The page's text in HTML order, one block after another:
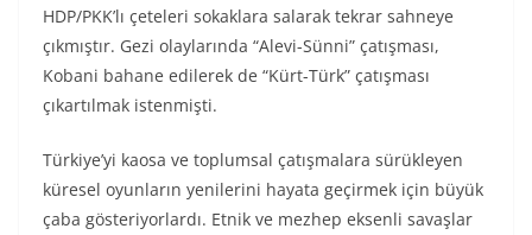
HDP/PKK’lı çeteleri sokaklara salarak tekrar sahneye
çıkmıştır. Gezi olaylarında “Alevi-Sünni” çatışması,
Kobani bahane edilerek de “Kürt-Türk” çatışması
çıkartılmak istenmişti.
Türkiye’yi kaosa ve toplumsal çatışmalara sürükleyen
küresel oyunların yenilerini hayata geçirmek için büyük
çaba gösteriyorlardı. Etnik ve mezhep eksenli savaşlar